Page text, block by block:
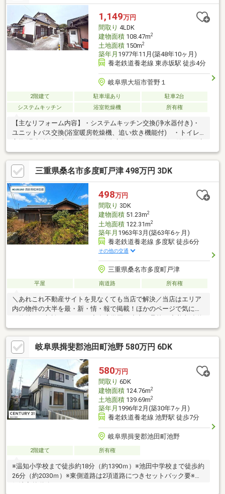
1,149万円
間取り 4LDK
建物面積108.47m2
土地面積150m2
築年月 1977年11月(築48年10ヶ月)
養老鉄道養老線 東赤坂駅 徒歩4分
岐阜県大垣市菅野１
2階建て 駐車場あり
駐車2台
システムキッチン
浴室乾燥機 所有権
【主なリフォーム内容】・システムキッチン交換(浄水器付き)・
ユニットバス交換(浴室暖房乾燥機、追い炊き機能付) ・トイレ
具交換・クロス、フローリング貼替 ・クッションフロア貼替・
給湯器交換 ・一部建具交換・室内クリーニング・外壁塗装物件
の見学やご質問、ローンのご相談なども承ります。＼＼家具や家
電、住宅ローンに組込めます／／▼お電話でのご予約、ご質問・
お問合せはこちらまで▼TEL：0120-35-7549【通話無料】ニッカ
不動産へ！～空家につき即日のご案内も可能！～お気兼ねなくお
問合せくださいませ。
三重県桑名市多度町戸津 498万円 3DK
498万円
間取り 3DK
建物面積51.23m2
土地面積122.31m2
築年月 1963年3月(築63年6ヶ月)
養老鉄道養老線 多度駅 徒歩6分
その他の交通
三重県桑名市多度町戸津
平屋 南道路 所有権
＼あれこれ不動産サイトを見なくても当店で解決／当店はエリア
内の物件の大半を最・新・情・報で掲載！ほかのページで気にな
「多度」駅 徒歩約6分◆南側道路＆2面採光で明るい住空間◆ほ
っと落ち着く縁側付き和室◆交通量の少ない前面道路※写真をク
リックすると、詳細をご覧いただけます。＝＝＝＝＝＝＝＝＝＝
＝＝＝＝＝＝＝＝＝《平日もご案内可能です♪》地域密着店の私達
は、周辺環境、相場、お得な住宅ローンプランなど丁寧にご案内
できます。＝＝＝＝＝＝＝＝＝＝＝＝＝＝＝＝＝＝＝
岐阜県揖斐郡池田町池野 580万円 6DK
580万円
間取り 6DK
建物面積124.76m2
土地面積139.69m2
築年月 1996年2月(築30年7ヶ月)
養老鉄道養老線 池野駅 徒歩7分
岐阜県揖斐郡池田町池野
2階建て 所有権
※温知小学校まで徒歩約18分（約1390ｍ）※池田中学校まで徒歩約
26分（約2030ｍ）※東側道路は2項道路につきセットバック要※南